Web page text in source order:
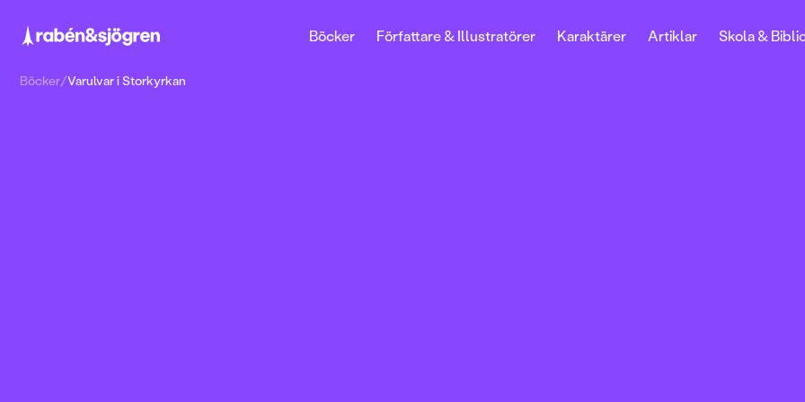
Böcker Författare & Illustratörer Karaktärer Artiklar Skola &
Böcker/Varulvar i Storkyrkan